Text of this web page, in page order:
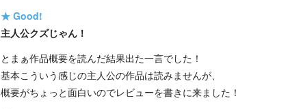
★ Good!
主人公クズじゃん！
とまぁ作品概要を読んだ結果出た一言でした！
基本こういう感じの主人公の作品は読みませんが、
概要がちょっと面白いのでレビューを書きに来ました！